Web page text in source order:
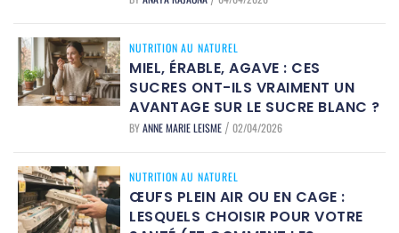
NUTRITION AU NATUREL
MIEL, ÉRABLE, AGAVE : CES
SUCRES ONT-ILS VRAIMENT UN
AVANTAGE SUR LE SUCRE BLANC ?
BYANNE MARIE LEISME / 02/04/2026
NUTRITION AU NATUREL
ŒUFS PLEIN AIR OU EN CAGE :
LESQUELS CHOISIR POUR VOTRE